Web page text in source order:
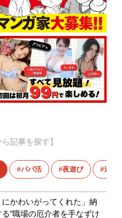
記事を探す】
パパ活 夜遊び 連れ
にかわいがってくれた」納
“職場の厄介者を手なずけ